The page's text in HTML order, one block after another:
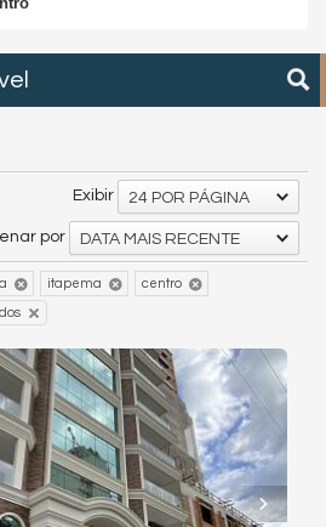
Exibir 24 POR PÁGINA
por DATA MAIS RECENTE
itapema centro